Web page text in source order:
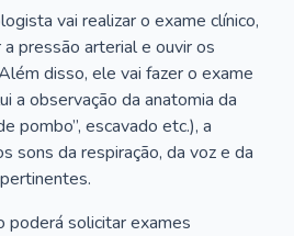
vai realizar o exame clínico,
pressão arterial e ouvir os
disso, ele vai fazer o exame
a observação da anatomia da
pombo”, escavado etc.), a
sons da respiração, da voz e da
poderá solicitar exames